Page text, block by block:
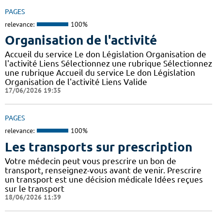
PAGES
relevance: 100%
Organisation de l'activité
Accueil du service Le don Législation Organisation de
l'activité Liens Sélectionnez une rubrique Sélectionnez
une rubrique Accueil du service Le don Législation
Organisation de l'activité Liens Valide
17/06/2026 19:35
PAGES
relevance: 100%
Les transports sur prescription
Votre médecin peut vous prescrire un bon de
transport, renseignez-vous avant de venir. Prescrire
un transport est une décision médicale Idées reçues
sur le transport
18/06/2026 11:39